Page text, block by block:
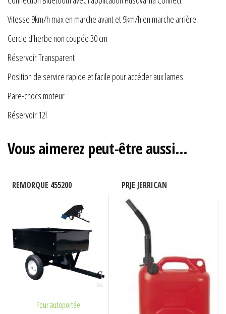
Vitesse 9km/h max en marche avant et 9km/h en marche arrière
Cercle d’herbe non coupée 30 cm
Réservoir Transparent
Position de service rapide et facile pour accéder aux lames
Pare-chocs moteur
Réservoir 12l
Vous aimerez peut-être aussi…
REMORQUE 455200
Pour autoportée
PRJE JERRICAN